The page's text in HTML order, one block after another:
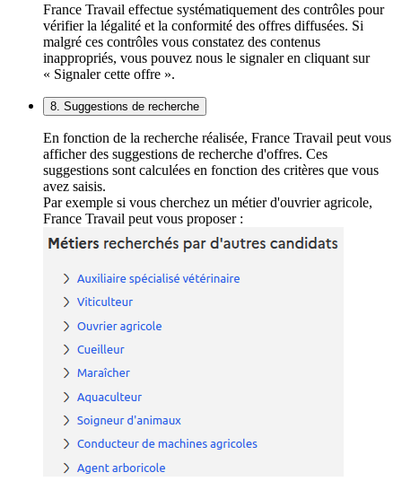
France Travail effectue systématiquement des contrôles pour
vérifier la légalité et la conformité des offres diffusées. Si
malgré ces contrôles vous constatez des contenus
inappropriés, vous pouvez nous le signaler en cliquant sur
« Signaler cette offre ».
8. Suggestions de recherche
En fonction de la recherche réalisée, France Travail peut vous
afficher des suggestions de recherche d'offres. Ces
suggestions sont calculées en fonction des critères que vous
avez saisis.
Par exemple si vous cherchez un métier d'ouvrier agricole,
France Travail peut vous proposer :